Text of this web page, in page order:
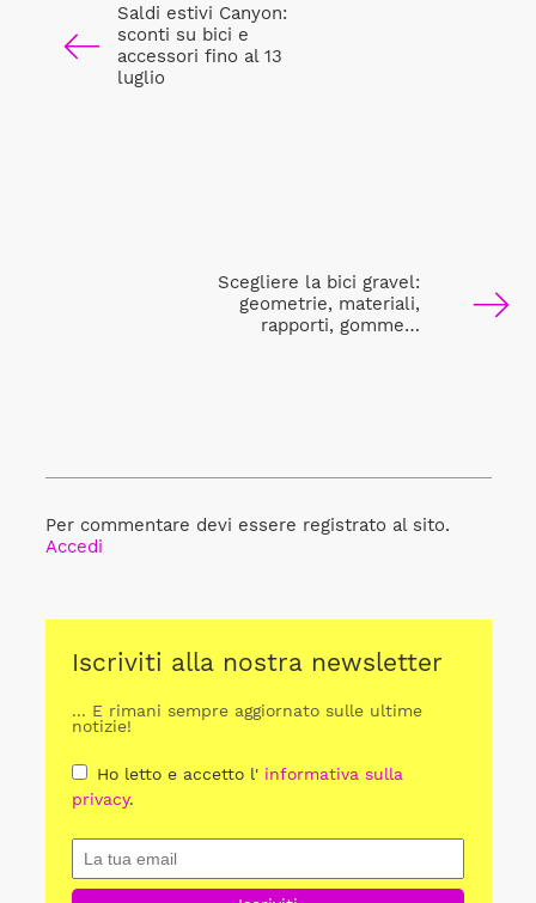
Saldi estivi Canyon:
sconti su bici e
accessori fino al 13
luglio
Scegliere la bici gravel:
geometrie, materiali,
rapporti, gomme…
Per commentare devi essere registrato al sito.
Accedi
Iscriviti alla nostra newsletter
... E rimani sempre aggiornato sulle ultime
notizie!
Ho letto e accetto l' informativa sulla
privacy.